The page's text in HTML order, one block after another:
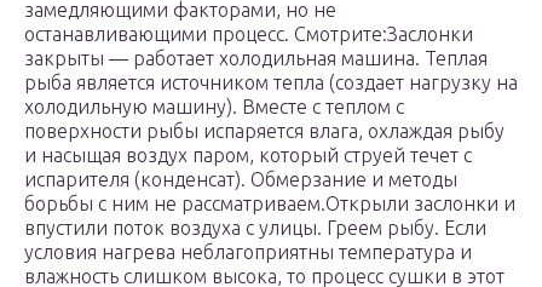
замедляющими факторами, но не
останавливающими процесс. Смотрите:Заслонки
закрыты — работает холодильная машина. Теплая
рыба является источником тепла (создает нагрузку на
холодильную машину). Вместе с теплом с
поверхности рыбы испаряется влага, охлаждая рыбу
и насыщая воздух паром, который струей течет с
испарителя (конденсат). Обмерзание и методы
борьбы с ним не рассматриваем.Открыли заслонки и
впустили поток воздуха с улицы. Греем рыбу. Если
условия нагрева неблагоприятны температура и
влажность слишком высока, то процесс сушки в этот